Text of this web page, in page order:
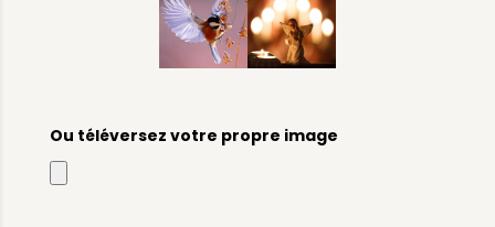
Ou téléversez votre propre image